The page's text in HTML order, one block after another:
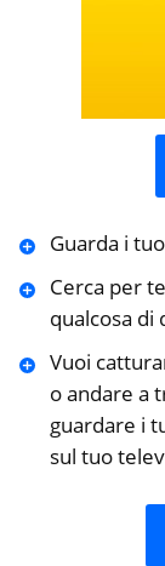
Guarda i
Cerca per
qualcosa di
Vuoi
o andare a
guardare i
sul tuo